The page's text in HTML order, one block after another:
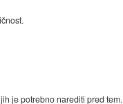
je potrebno narediti pred tem.